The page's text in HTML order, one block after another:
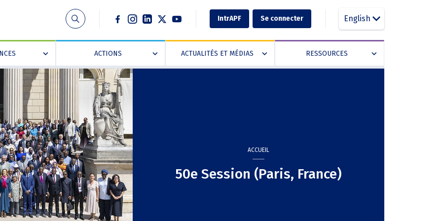
Social IntrAPF Se connecter English
» ACTIONS » ACTUALITÉS ET MÉDIAS » RESSOURCES »
ACCUEIL
50e Session (Paris, France)